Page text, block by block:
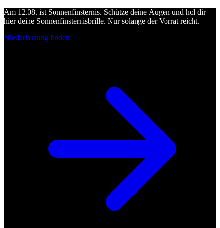
Am 12.08. ist Sonnenfinsternis. Schütze deine Augen und hol dir
hier deine Sonnenfinsternisbrille. Nur solange der Vorrat reicht.
Niederlassung finden